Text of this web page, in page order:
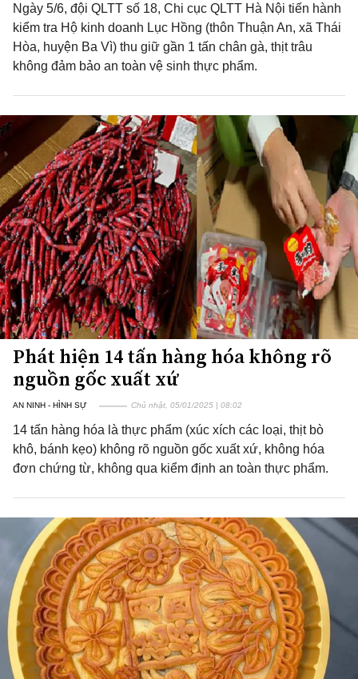
Ngày 5/6, đội QLTT số 18, Chi cục QLTT Hà Nội tiến hành
kiểm tra Hộ kinh doanh Lục Hồng (thôn Thuận An, xã Thái
Hòa, huyện Ba Vì) thu giữ gần 1 tấn chân gà, thịt trâu
không đảm bảo an toàn vệ sinh thực phẩm.
Phát hiện 14 tấn hàng hóa không rõ
nguồn gốc xuất xứ
AN NINH - HÌNH SỰ Chủ nhật, 05/01/2025 | 08:02
14 tấn hàng hóa là thực phẩm (xúc xích các loại, thịt bò
khô, bánh kẹo) không rõ nguồn gốc xuất xứ, không hóa
đơn chứng từ, không qua kiểm định an toàn thực phẩm.